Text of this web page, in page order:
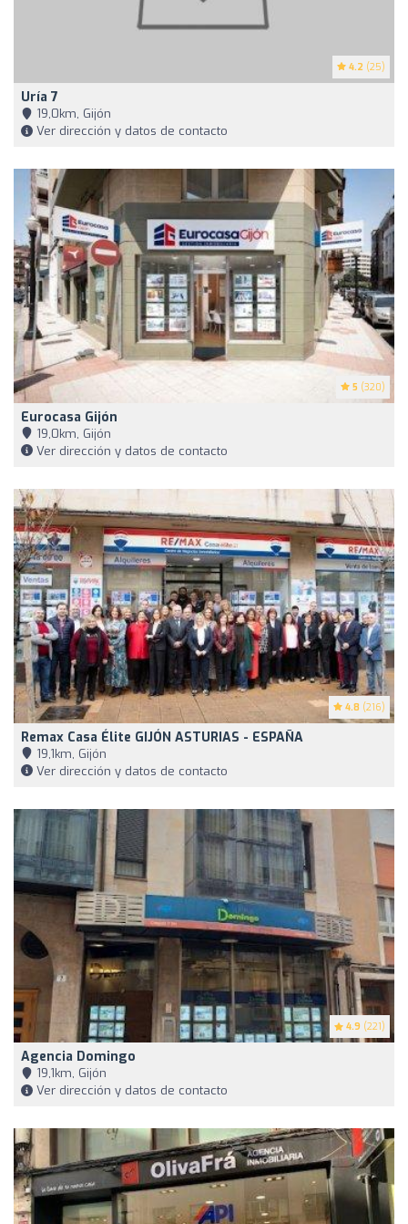
4.2 (25)
Uría 7
19,0km, Gijón
Ver dirección y datos de contacto
5 (320)
Eurocasa Gijón
19,0km, Gijón
Ver dirección y datos de contacto
4.8 (216)
Remax Casa Élite GIJÓN ASTURIAS - ESPAÑA
19,1km, Gijón
Ver dirección y datos de contacto
4.9 (221)
Agencia Domingo
19,1km, Gijón
Ver dirección y datos de contacto